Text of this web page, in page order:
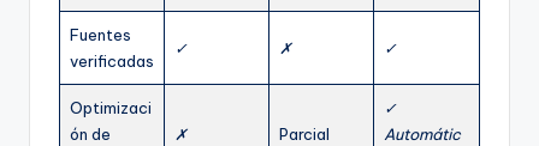
Fuentes
verificadas
✓ ✗ ✓
Optimizaci
ón de
✗ Parcial
✓
Automátic